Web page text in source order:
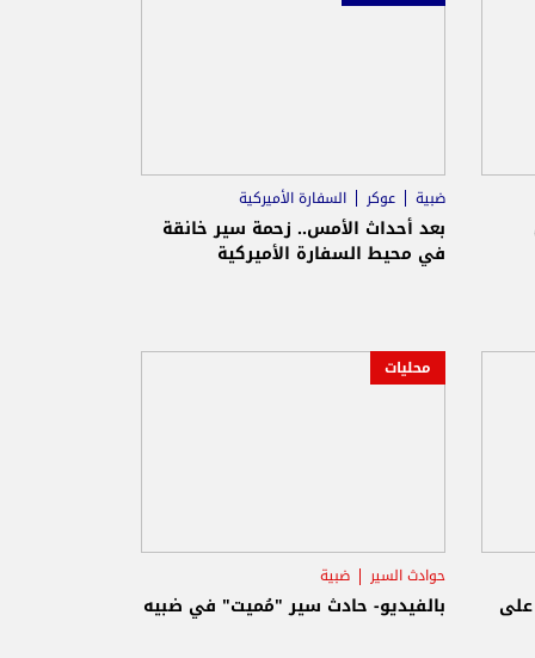
ضبية عوكر السفارة الأميركية
بعد أحداث الأمس.. زحمة سير خانقة
في محيط السفارة الأميركية
على
محليات
حوادث السير ضبية
بالفيديو- حادث سير "مُميت" في ضبيه